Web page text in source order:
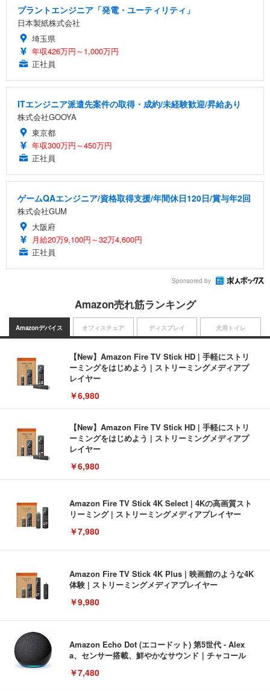
プラントエンジニア「発電・ユーティリティ」
日本製紙株式会社
埼玉県
年収426万円～1,000万円
正社員
ITエンジニア派遣先案件の取得・成約/未経験歓迎/昇給あり
株式会社GOOYA
東京都
年収300万円～450万円
正社員
ゲームQAエンジニア/資格取得支援/年間休日120日/賞与年2回
株式会社GUM
大阪府
月給20万9,100円～32万4,600円
正社員
Sponsored by
Amazon売れ筋ランキング
Amazonデバイス
【New】Amazon Fire TV Stick HD | 手軽にストリ
ーミングをはじめよう | ストリーミングメディアプ
レイヤー
￥6,980
【New】Amazon Fire TV Stick HD | 手軽にストリ
ーミングをはじめよう | ストリーミングメディアプ
レイヤー
￥6,980
Amazon Fire TV Stick 4K Select | 4Kの高画質スト
リーミング | ストリーミングメディアプレイヤー
￥7,980
Amazon Fire TV Stick 4K Plus | 映画館のような4K
体験 | ストリーミングメディアプレイヤー
￥9,980
Amazon Echo Dot (エコードット) 第5世代 - Alex
a、センサー搭載、鮮やかなサウンド｜チャコール
￥7,480
オフィスチェア ディスプレイ 犬用トイレ